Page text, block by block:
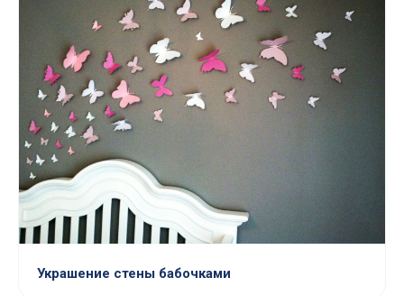
Украшение стены бабочками